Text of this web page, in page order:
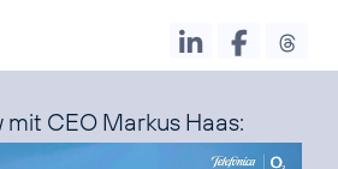
CEO Markus Haas: